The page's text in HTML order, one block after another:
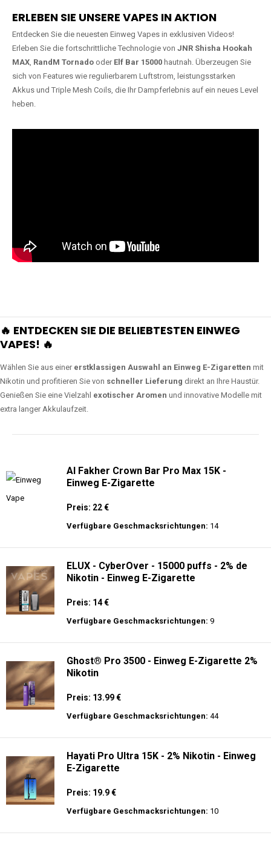
ERLEBEN SIE UNSERE VAPES IN AKTION
Entdecken Sie die neuesten Einweg Vapes in exklusiven Videos!
Erleben Sie die fortschrittliche Technologie von JNR Shisha Hookah
MAX, RandM Tornado oder Elf Bar 15000 hautnah. Überzeugen Sie
sich von Features wie regulierbarem Luftstrom, leistungsstarken
Akkus und Triple Mesh Coils, die Ihr Dampferlebnis auf ein neues Level
heben.
🔥 ENTDECKEN SIE DIE BELIEBTESTEN EINWEG
VAPES! 🔥
Wählen Sie aus einer erstklassigen Auswahl an Einweg E-Zigaretten mit
Nikotin und profitieren Sie von schneller Lieferung direkt an Ihre Haustür.
Genießen Sie eine Vielzahl exotischer Aromen und innovative Modelle mit
extra langer Akkulaufzeit.
Al Fakher Crown Bar Pro Max 15K -
Einweg E-Zigarette
Preis: 22 €
Verfügbare Geschmacksrichtungen: 14
ELUX - CyberOver - 15000 puffs - 2% de
Nikotin - Einweg E-Zigarette
Preis: 14 €
Verfügbare Geschmacksrichtungen: 9
Ghost® Pro 3500 - Einweg E-Zigarette 2%
Nikotin
Preis: 13.99 €
Verfügbare Geschmacksrichtungen: 44
Hayati Pro Ultra 15K - 2% Nikotin - Einweg
E-Zigarette
Preis: 19.9 €
Verfügbare Geschmacksrichtungen: 10